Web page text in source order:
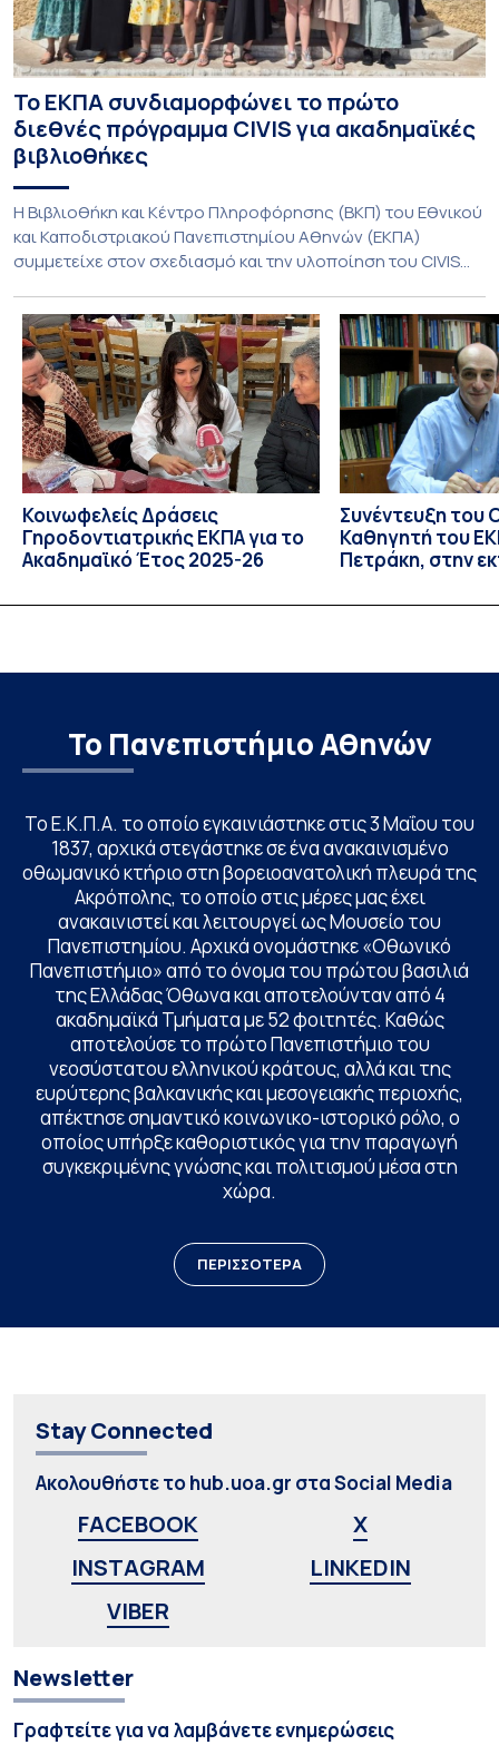
Το ΕΚΠΑ συνδιαμορφώνει το πρώτο
διεθνές πρόγραμμα CIVIS για ακαδημαϊκές
βιβλιοθήκες
Η Βιβλιοθήκη και Κέντρο Πληροφόρησης (ΒΚΠ) του Εθνικού
και Καποδιστριακού Πανεπιστημίου Αθηνών (ΕΚΠΑ)
συμμετείχε στον σχεδιασμό και την υλοποίηση του CIVIS
Libraries and Participatory Culture” (IMOTION), το οποίο
πραγματοποιήθηκε με διαδικτυακές και δια ζώσης
εκπαιδευτικές δράσεις από τις 3 Ιουνίου έως τις 10 Ιουλίου
2026. Το πρόγραμμα αποτελεί […]
Κοινωφελείς Δράσεις
Γηροδοντιατρικής ΕΚΠΑ για το
Ακαδημαϊκό Έτος 2025-26
Συνέντευξη του
Καθηγητή του
Πετράκη, στην
Το Πανεπιστήμιο Αθηνών
Το Ε.Κ.Π.Α. το οποίο εγκαινιάστηκε στις 3 Μαΐου του
1837, αρχικά στεγάστηκε σε ένα ανακαινισμένο
οθωμανικό κτήριο στη βορειοανατολική πλευρά της
Ακρόπολης, το οποίο στις μέρες μας έχει
ανακαινιστεί και λειτουργεί ως Μουσείο του
Πανεπιστημίου. Αρχικά ονομάστηκε «Οθωνικό
Πανεπιστήμιο» από το όνομα του πρώτου βασιλιά
της Ελλάδας Όθωνα και αποτελούνταν από 4
ακαδημαϊκά Τμήματα με 52 φοιτητές. Καθώς
αποτελούσε το πρώτο Πανεπιστήμιο του
νεοσύστατου ελληνικού κράτους, αλλά και της
ευρύτερης βαλκανικής και μεσογειακής περιοχής,
απέκτησε σημαντικό κοινωνικο-ιστορικό ρόλο, ο
οποίος υπήρξε καθοριστικός για την παραγωγή
συγκεκριμένης γνώσης και πολιτισμού μέσα στη
χώρα.
ΠΕΡΙΣΣΟΤΕΡΑ
Stay Connected
Ακολουθήστε το hub.uoa.gr στα Social Media
FACEBOOK
X
INSTAGRAM
LINKEDIN
VIBER
Newsletter
Γραφτείτε για να λαμβάνετε ενημερώσεις